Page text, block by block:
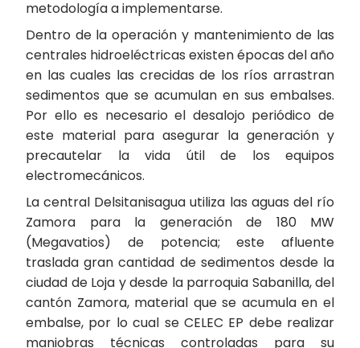
metodología a implementarse.
Dentro de la operación y mantenimiento de las
centrales hidroeléctricas existen épocas del año
en las cuales las crecidas de los ríos arrastran
sedimentos que se acumulan en sus embalses.
Por ello es necesario el desalojo periódico de
este material para asegurar la generación y
precautelar la vida útil de los equipos
electromecánicos.
La central Delsitanisagua utiliza las aguas del río
Zamora para la generación de 180 MW
(Megavatios) de potencia; este afluente
traslada gran cantidad de sedimentos desde la
ciudad de Loja y desde la parroquia Sabanilla, del
cantón Zamora, material que se acumula en el
embalse, por lo cual se CELEC EP debe realizar
maniobras técnicas controladas para su